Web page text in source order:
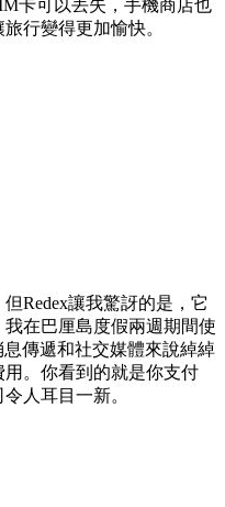
卡可以丟失，手機商店也
行變得更加愉快。
Redex讓我驚訝的是，它
在巴厘島度假兩週期間使
傳遞和社交媒體來說綽綽
。你看到的就是你支付
人耳目一新。